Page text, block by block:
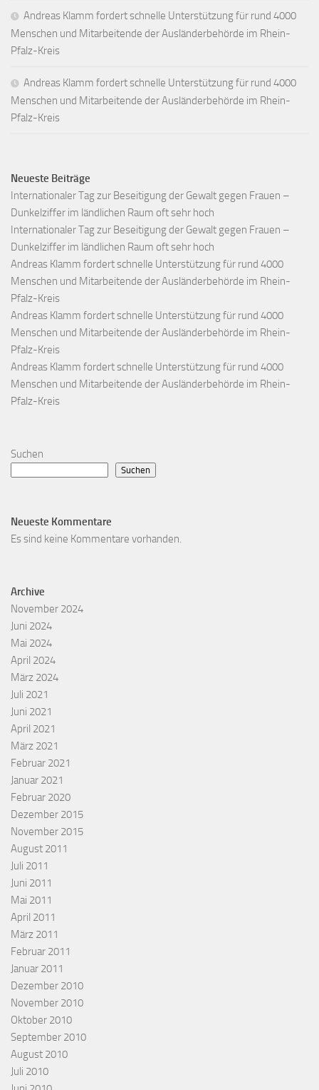
Andreas Klamm fordert schnelle Unterstützung für rund 4000
Menschen und Mitarbeitende der Ausländerbehörde im Rhein-
Pfalz-Kreis
Andreas Klamm fordert schnelle Unterstützung für rund 4000
Menschen und Mitarbeitende der Ausländerbehörde im Rhein-
Pfalz-Kreis
Neueste Beiträge
Internationaler Tag zur Beseitigung der Gewalt gegen Frauen –
Dunkelziffer im ländlichen Raum oft sehr hoch
Internationaler Tag zur Beseitigung der Gewalt gegen Frauen –
Dunkelziffer im ländlichen Raum oft sehr hoch
Andreas Klamm fordert schnelle Unterstützung für rund 4000
Menschen und Mitarbeitende der Ausländerbehörde im Rhein-
Pfalz-Kreis
Andreas Klamm fordert schnelle Unterstützung für rund 4000
Menschen und Mitarbeitende der Ausländerbehörde im Rhein-
Pfalz-Kreis
Andreas Klamm fordert schnelle Unterstützung für rund 4000
Menschen und Mitarbeitende der Ausländerbehörde im Rhein-
Pfalz-Kreis
Suchen
Suchen
Neueste Kommentare
Es sind keine Kommentare vorhanden.
Archive
November 2024
Juni 2024
Mai 2024
April 2024
März 2024
Juli 2021
Juni 2021
April 2021
März 2021
Februar 2021
Januar 2021
Februar 2020
Dezember 2015
November 2015
August 2011
Juli 2011
Juni 2011
Mai 2011
April 2011
März 2011
Februar 2011
Januar 2011
Dezember 2010
November 2010
Oktober 2010
September 2010
August 2010
Juli 2010